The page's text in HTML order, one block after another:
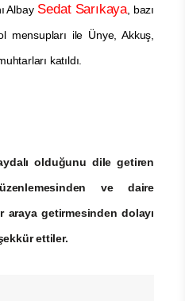
AlbaySedat Sarıkaya, bazı
mensupları ile Ünye, Akkuş,
katıldı.
olduğunu dile getiren
ve daire
getirmesinden dolayı
ettiler.